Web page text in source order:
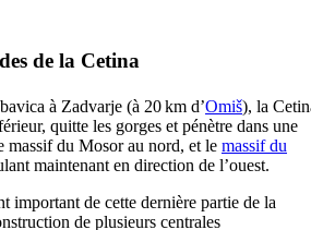
de la Cetina
à Zadvarje (à 20 km d’Omiš), la
quitte les gorges et pénètre dans une
massif du Mosorau nord, et le massif du
maintenant en direction de l’ouest.
important de cette dernière partie de la
de plusieurs centrales